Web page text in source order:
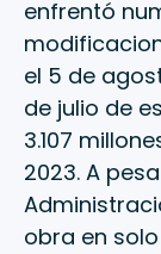
enfrentó
el 5 de
de julio de
3.107
2023. A
obra en